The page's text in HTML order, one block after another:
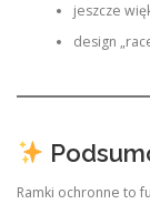
jeszcze
design
Ramki ochronne to